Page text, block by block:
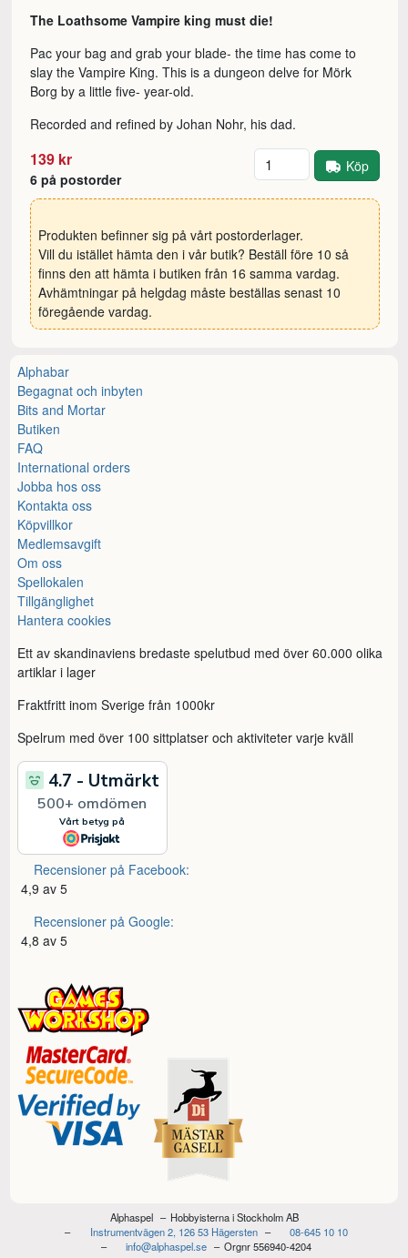
The Loathsome Vampire king must die!
Pac your bag and grab your blade- the time has come to
slay the Vampire King. This is a dungeon delve for Mörk
Borg by a little five- year-old.
Recorded and refined by Johan Nohr, his dad.
139 kr
6 på postorder
Antal Köp
Produkten befinner sig på vårt postorderlager.
Vill du istället hämta den i vår butik? Beställ före 10 så
finns den att hämta i butiken från 16 samma vardag.
Avhämtningar på helgdag måste beställas senast 10
föregående vardag.
Alphabar
Begagnat och inbyten
Bits and Mortar
Butiken
FAQ
International orders
Jobba hos oss
Kontakta oss
Köpvillkor
Medlemsavgift
Om oss
Spellokalen
Tillgänglighet
Hantera cookies
Ett av skandinaviens bredaste spelutbud med över 60.000 olika
artiklar i lager
Fraktfritt inom Sverige från 1000kr
Spelrum med över 100 sittplatser och aktiviteter varje kväll
Recensioner på Facebook:
4,9 av 5
Recensioner på Google:
4,8 av 5
Alphaspel
Hobbyisterna i Stockholm AB
Instrumentvägen 2, 126 53 Hägersten
08-645 10 10
info@alphaspel.se
Orgnr 556940-4204